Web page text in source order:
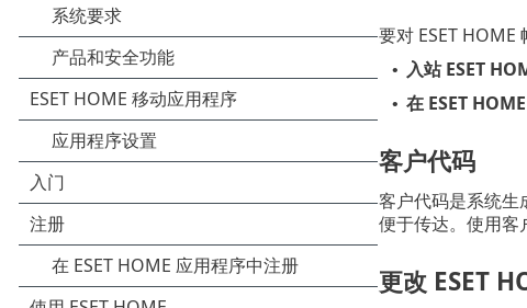
要对 ESET HOME
• 入站 ESET
• 在 ESET
客户代码
客户代码是系统生
便于传达。使用客
更改 ESET